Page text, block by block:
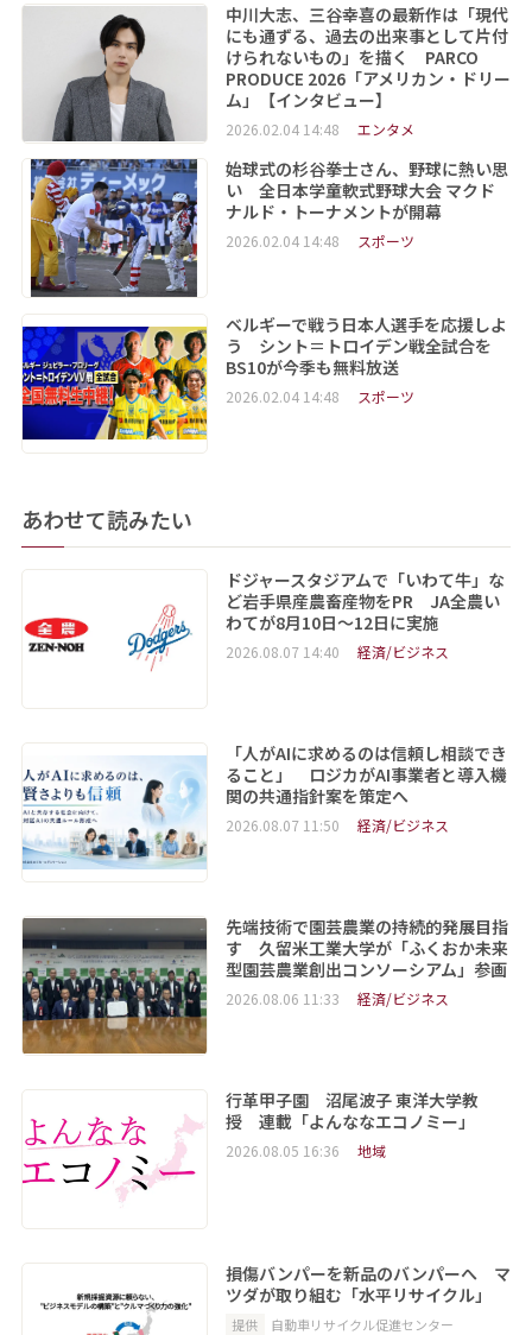
中川大志、三谷幸喜の最新作は「現代
にも通ずる、過去の出来事として片付
けられないもの」を描く PARCO
PRODUCE 2026「アメリカン・ドリー
ム」【インタビュー】
2026.02.04 14:48 エンタメ
始球式の杉谷拳士さん、野球に熱い思
い 全日本学童軟式野球大会 マクド
ナルド・トーナメントが開幕
2026.02.04 14:48 スポーツ
ベルギーで戦う日本人選手を応援しよ
う シント＝トロイデン戦全試合を
BS10が今季も無料放送
2026.02.04 14:48 スポーツ
あわせて読みたい
ドジャースタジアムで「いわて牛」な
ど岩手県産農畜産物をPR JA全農い
わてが8月10日～12日に実施
2026.08.07 14:40 経済/ビジネス
「人がAIに求めるのは信頼し相談でき
ること」 ロジカがAI事業者と導入機
関の共通指針案を策定へ
2026.08.07 11:50 経済/ビジネス
先端技術で園芸農業の持続的発展目指
す 久留米工業大学が「ふくおか未来
型園芸農業創出コンソーシアム」参画
2026.08.06 11:33 経済/ビジネス
行革甲子園 沼尾波子 東洋大学教
授 連載「よんななエコノミー」
2026.08.05 16:36 地域
損傷バンパーを新品のバンパーへ マ
ツダが取り組む「水平リサイクル」
提供 自動車リサイクル促進センター